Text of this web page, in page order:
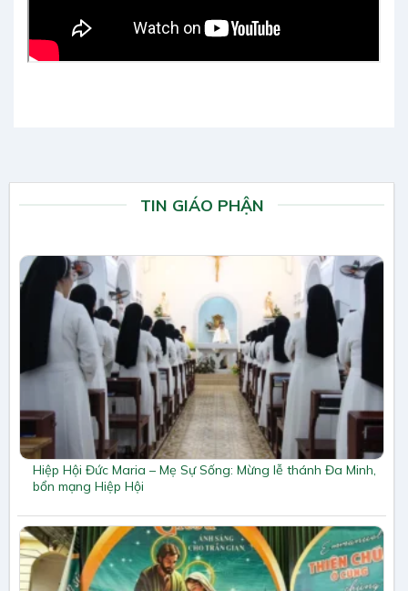
TIN GIÁO PHẬN
Hiệp Hội Đức Maria – Mẹ Sự Sống: Mừng lễ thánh Đa Minh,
bổn mạng Hiệp Hội